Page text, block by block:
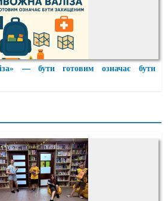
— бути готовим означає бути